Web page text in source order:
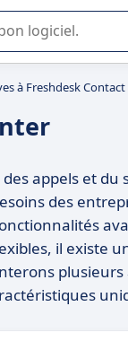
de logiciel SaaS
à Freshdesk
appels et du
des
il existe